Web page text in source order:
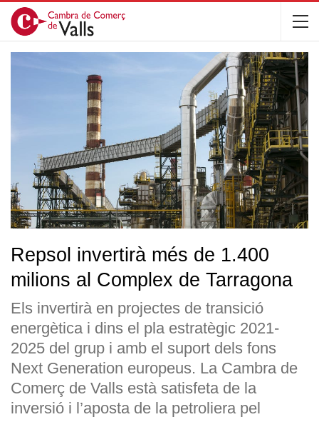
Repsol invertirà més de 1.400
milions al Complex de Tarragona
Els invertirà en projectes de transició
energètica i dins el pla estratègic 2021-
2025 del grup i amb el suport dels fons
Next Generation europeus. La Cambra de
Comerç de Valls està satisfeta de la
inversió i l’aposta de la petroliera pel